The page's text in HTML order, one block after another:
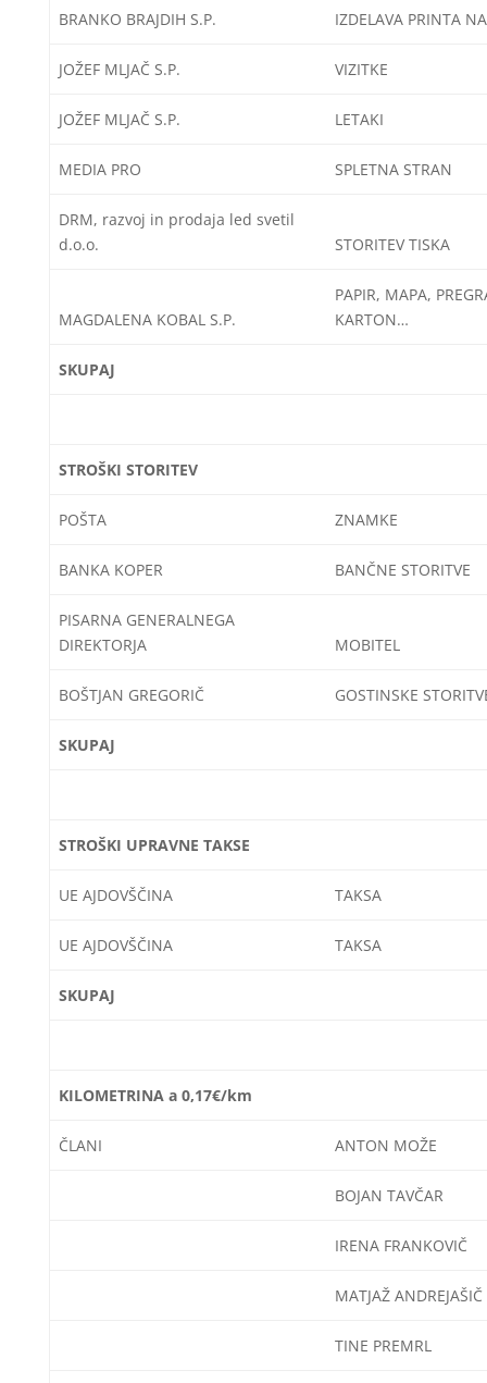
BRANKO BRAJDIH S.P. IZDELAVA PRINTA
JOŽEF MLJAČ S.P. VIZITKE
JOŽEF MLJAČ S.P. LETAKI
MEDIA PRO SPLETNA STRAN
DRM, razvoj in prodaja led svetil
d.o.o.
STORITEV TISKA
MAGDALENA KOBAL S.P.
PAPIR, MAPA,
KARTON…
SKUPAJ
STROŠKI STORITEV
POŠTA ZNAMKE
BANKA KOPER BANČNE STORITVE
PISARNA GENERALNEGA
DIREKTORJA
MOBITEL
BOŠTJAN GREGORIČ GOSTINSKE
SKUPAJ
STROŠKI UPRAVNE TAKSE
UE AJDOVŠČINA TAKSA
UE AJDOVŠČINA TAKSA
SKUPAJ
KILOMETRINA a 0,17€/km
ČLANI ANTON MOŽE
BOJAN TAVČAR
IRENA FRANKOVIČ
MATJAŽ ANDREJAŠIČ
TINE PREMRL